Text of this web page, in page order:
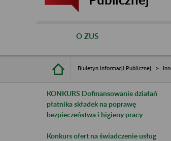
O ZUS
Biuletyn Informacji Publicznej
KONKURS Dofinansowanie działań
płatnika składek na poprawę
bezpieczeństwa i higieny pracy
Konkurs ofert na świadczenie usług